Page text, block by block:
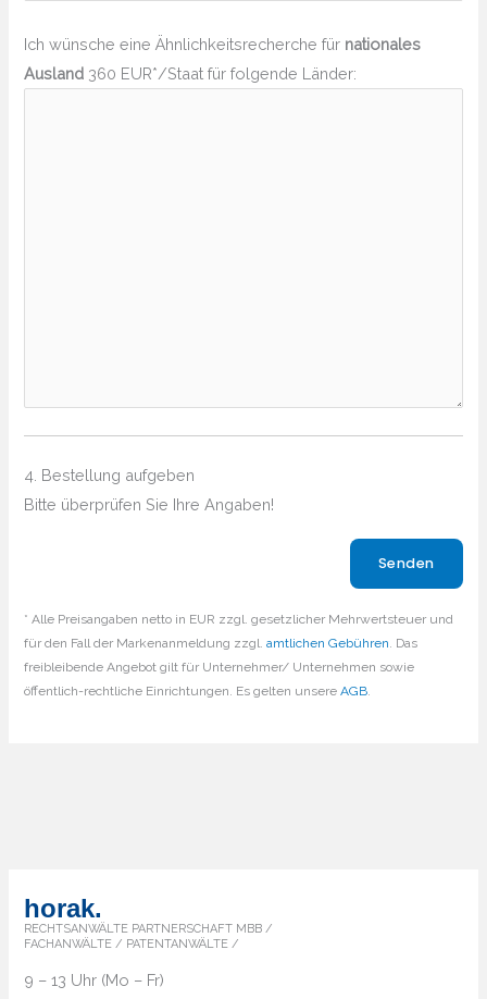
Ich wünsche eine Ähnlichkeitsrecherche für nationales
Ausland 360 EUR*/Staat für folgende Länder:
4. Bestellung aufgeben
Bitte überprüfen Sie Ihre Angaben!
* Alle Preisangaben netto in EUR zzgl. gesetzlicher Mehrwertsteuer und
für den Fall der Markenanmeldung zzgl.amtlichen Gebühren. Das
freibleibende Angebot gilt für Unternehmer/ Unternehmen sowie
öffentlich-rechtliche Einrichtungen. Es gelten unsereAGB.
horak.
RECHTSANWÄLTE PARTNERSCHAFT MBB /
FACHANWÄLTE / PATENTANWÄLTE /
9 – 13 Uhr (Mo – Fr)